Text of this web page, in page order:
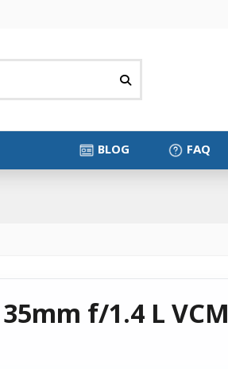
FAQ
BLOG
35mm f/1.4 L VCM